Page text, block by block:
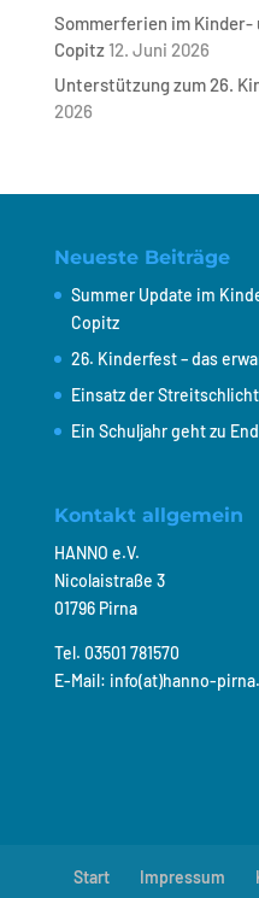
Sommerferien im
Copitz12. Juni 2026
Unterstützung zum 26.
2026
Neueste Beiträge
Summer Update im
Copitz
26. Kinderfest – das
Einsatz der
Ein Schuljahr geht zu
Kontakt allgemein
HANNO e.V.
Nicolaistraße 3
01796 Pirna
Tel. 03501 781570
E-Mail: info(at)hanno-
Start Impressum